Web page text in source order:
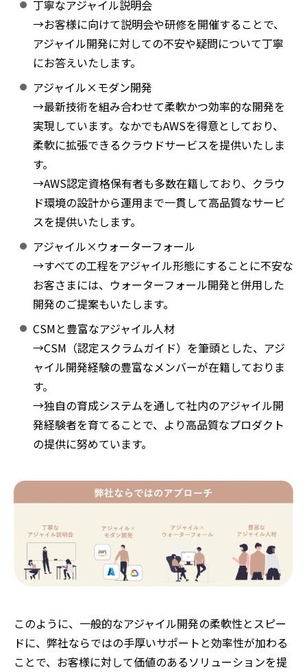
丁寧なアジャイル説明会
→お客様に向けて説明会や研修を開催することで、
アジャイル開発に対しての不安や疑問について丁寧
にお答えいたします。
アジャイル×モダン開発
→最新技術を組み合わせて柔軟かつ効率的な開発を
実現しています。なかでもAWSを得意としており、
柔軟に拡張できるクラウドサービスを提供いたしま
す。
→AWS認定資格保有者も多数在籍しており、クラウ
ド環境の設計から運用まで一貫して高品質なサービ
スを提供いたします。
アジャイル×ウォーターフォール
→すべての工程をアジャイル形態にすることに不安な
お客さまには、ウォーターフォール開発と併用した
開発のご提案もいたします。
CSMと豊富なアジャイル人材
→CSM（認定スクラムガイド）を筆頭とした、アジ
ャイル開発経験の豊富なメンバーが在籍しておりま
す。
→独自の育成システムを通して社内のアジャイル開
発経験者を育てることで、より高品質なプロダクト
の提供に努めています。
このように、一般的なアジャイル開発の柔軟性とスピー
ドに、弊社ならではの手厚いサポートと効率性が加わる
ことで、お客様に対して価値のあるソリューションを提